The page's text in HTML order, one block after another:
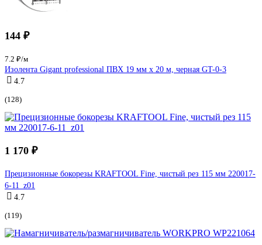
144 ₽
7.2 ₽/м
Изолента Gigant professional ПВХ 19 мм х 20 м, черная GT-0-3
4.7
(128)
1 170 ₽
Прецизионные бокорезы KRAFTOOL Fine, чистый рез 115 мм 220017-
6-11_z01
4.7
(119)